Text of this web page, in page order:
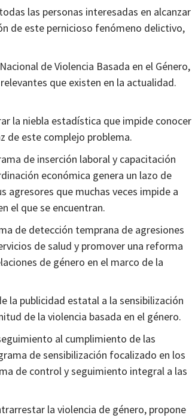
las personas interesadas en alcanzar
de este pernicioso fenómeno delictivo,
de Violencia Basada en el Género,
que existen en la actualidad.
la niebla estadística que impide conocer
de este complejo problema.
de inserción laboral y capacitación
económica genera un lazo de
agresores que muchas veces impide a
el que se encuentran.
de detección temprana de agresiones
de salud y promover una reforma
de género en el marco de la
la publicidad estatal a la sensibilización
de la violencia basada en el género.
al cumplimiento de las
de sensibilización focalizado en los
de control y seguimiento integral a las
la violencia de género, propone